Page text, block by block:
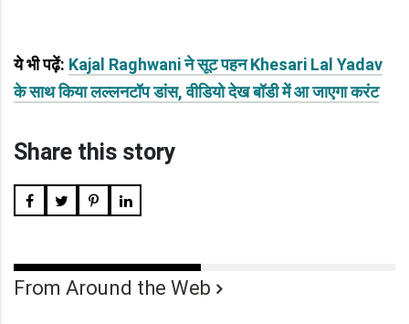
ये भी पढ़ें: Kajal Raghwani ने सूट पहन Khesari Lal Yadav
के साथ किया लल्लनटॉप डांस, वीडियो देख बॉडी में आ जाएगा करंट
Share this story
From Around the Web